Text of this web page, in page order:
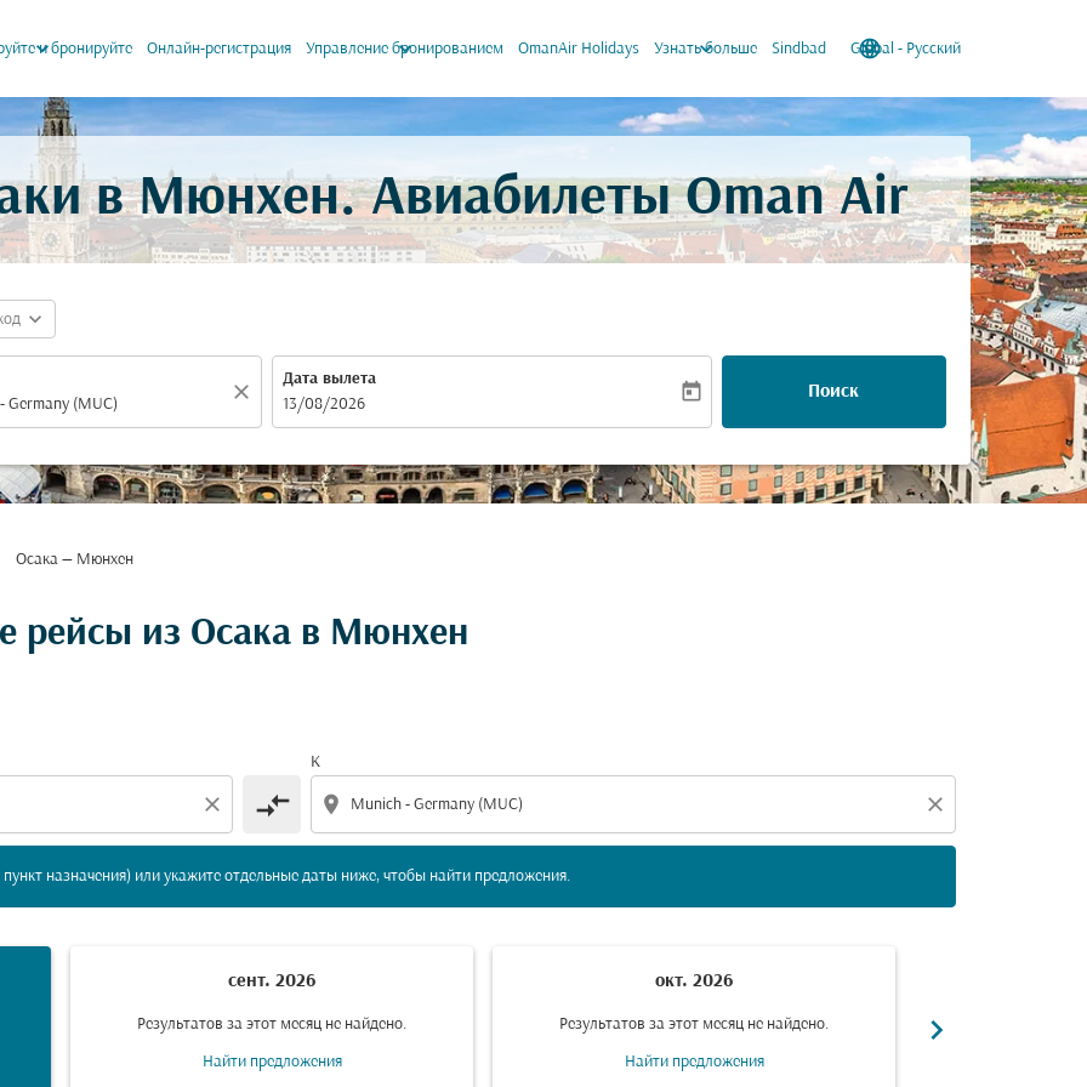
и бронируйте
keyboard_arrow_down Онлайн-регистрация Управление бронированием
keyboard_arrow_down OmanAir Holidays Узнать больше
keyboard_arrow_down Sindbad language
Global - Русский
keyboard_arrow_down
в Мюнхен. Авиабилеты Oman Air
expand_more
close
Дата вылета
fc-booking-departure-date-aria-label
13/08/2026
today Поиск
Осака — Мюнхен
рейсы из Осака в Мюнхен
close compare_arrows
К
location_on close
назначения) или укажите отдельные даты ниже, чтобы найти предложения.
и/или пункт назначения) или укажите отдельные даты ниже, чтобы найти предложения.
сент. 2026
Результатов за этот месяц не найдено.
Найти предложения
окт. 2026
Результатов за этот месяц не найдено.
Найти предложения
chevron_right